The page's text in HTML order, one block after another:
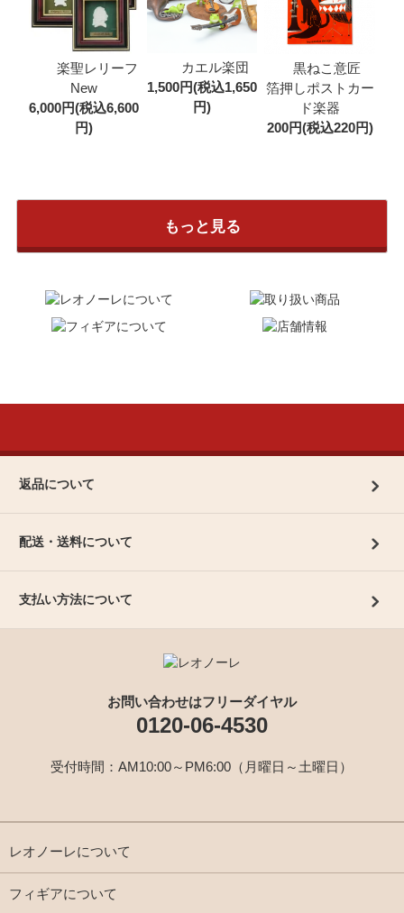
楽聖レリーフ
New
6,000円(税込6,600
円)
カエル楽団
1,500円(税込1,650
円)
黒ねこ意匠
箔押しポストカー
ド楽器
200円(税込220円)
もっと見る
返品について
配送・送料について
支払い方法について
お問い合わせはフリーダイヤル
0120-06-4530
受付時間：AM10:00～PM6:00（月曜日～土曜日）
レオノーレについて
フィギアについて